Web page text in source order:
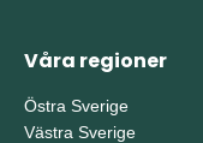
Våra regioner
Östra Sverige
Västra Sverige